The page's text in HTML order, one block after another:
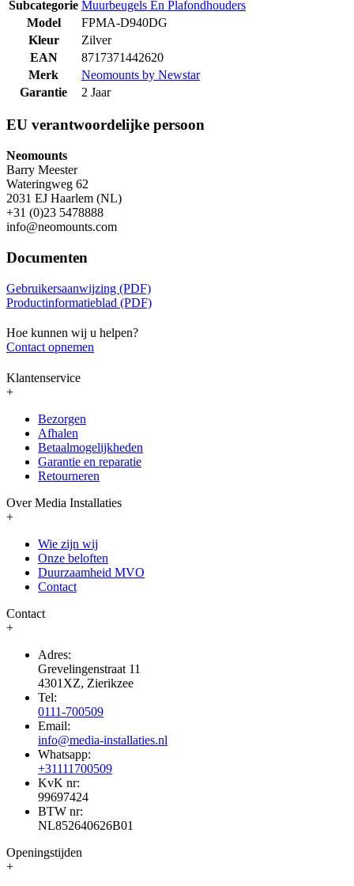
Subcategorie Muurbeugels En Plafondhouders
Model
FPMA-D940DG
Kleur
Zilver
EAN
8717371442620
Merk
Neomounts by Newstar
Garantie
2 Jaar
EU verantwoordelijke persoon
Neomounts
Barry Meester
Wateringweg 62
2031 EJ Haarlem (NL)
+31 (0)23 5478888
info@neomounts.com
Documenten
Gebruikersaanwijzing (PDF)
Productinformatieblad (PDF)
Hoe kunnen wij u helpen?
Contact opnemen
Klantenservice
+
Bezorgen
Afhalen
Betaalmogelijkheden
Garantie en reparatie
Retourneren
Over Media Installaties
+
Wie zijn wij
Onze beloften
Duurzaamheid MVO
Contact
Contact
+
Adres:
Grevelingenstraat 11
4301XZ, Zierikzee
Tel:
0111-700509
Email:
info@media-installaties.nl
Whatsapp:
+31111700509
KvK nr:
99697424
BTW nr:
NL852640626B01
Openingstijden
+